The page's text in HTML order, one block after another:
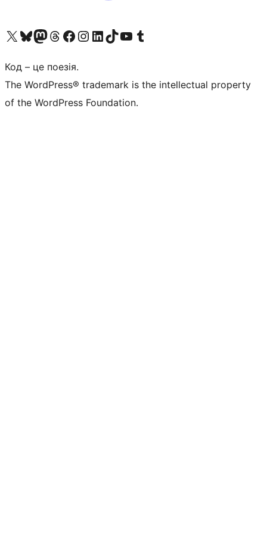
Visit our X (formerly Twitter) account
Visit our Bluesky account
Завітайте до нашої стрічки в Mastodon
Visit our Threads account
Завітайте на нашу сторінку в Facebook
Visit our Instagram account
Visit our LinkedIn account
Visit our TikTok account
Visit our YouTube channel
Visit our Tumblr account
Код – це поезія.
The WordPress® trademark is the intellectual property
of the WordPress Foundation.